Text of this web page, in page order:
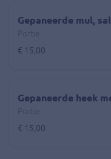
Gepaneerde mul,
€ 15,00
Gepaneerde heek
€ 15,00